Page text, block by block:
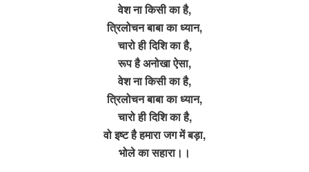
वेश ना किसी का है,
त्रिलोचन बाबा का ध्यान,
चारो ही दिशि का है,
रूप है अनोखा ऐसा,
वेश ना किसी का है,
त्रिलोचन बाबा का ध्यान,
चारो ही दिशि का है,
वो इष्ट है हमारा जग में बड़ा,
भोले का सहारा।।